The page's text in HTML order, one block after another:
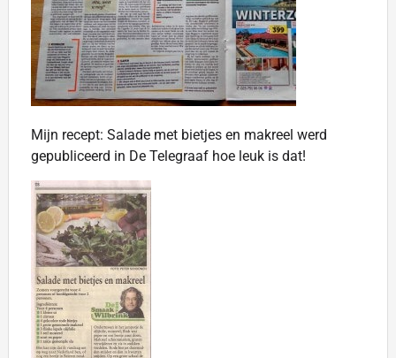
Mijn recept: Salade met bietjes en makreel werd
gepubliceerd in De Telegraaf hoe leuk is dat!